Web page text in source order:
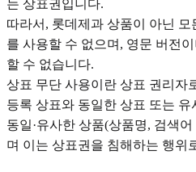
는 상표권입니다.
따라서, 롯데제과 상품이 아닌
를 사용할 수 없으며, 영문 버전
할 수 없습니다.
상표 무단 사용이란 상표 권리자
등록 상표와 동일한 상표 또는
동일·유사한 상품(상품명, 검색
며 이는 상표권을 침해하는 행위